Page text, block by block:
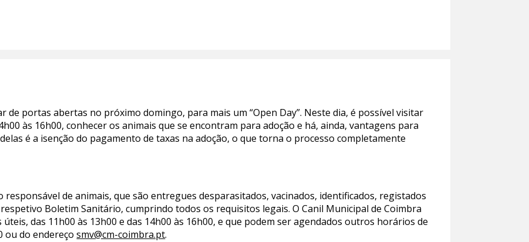
de portas abertas no próximo domingo, para mais um “Open Day”. Neste dia, é possível visitar
às 16h00, conhecer os animais que se encontram para adoção e há, ainda, vantagens para
é a isenção do pagamento de taxas na adoção, o que torna o processo completamente
responsável de animais, que são entregues desparasitados, vacinados, identificados, registados
Boletim Sanitário, cumprindo todos os requisitos legais. O Canil Municipal de Coimbra
das 11h00 às 13h00 e das 14h00 às 16h00, e que podem ser agendados outros horários de
ou do endereçosmv@cm-coimbra.pt.